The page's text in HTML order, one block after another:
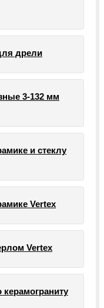
дрели
3-132 мм
и стеклу
Vertex
Vertex